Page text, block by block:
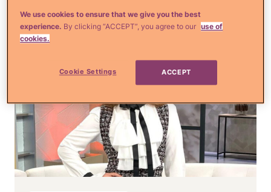
We use cookies to ensure that we give you the best
experience. By clicking “ACCEPT”, you agree to our use of
cookies.
Cookie Settings ACCEPT